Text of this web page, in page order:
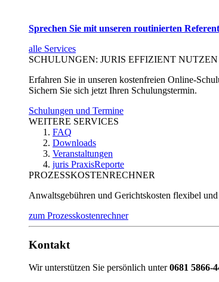
Sprechen Sie mit unseren routinierten
alle Services
SCHULUNGEN: JURIS EFFIZIENT NUTZEN
Erfahren Sie in unseren kostenfreien Online-
Sichern Sie sich jetzt Ihren Schulungstermin.
Schulungen und Termine
WEITERE SERVICES
FAQ
Downloads
Veranstaltungen
juris PraxisReporte
PROZESSKOSTENRECHNER
Anwaltsgebühren und Gerichtskosten flexibel
zum Prozesskostenrechner
Kontakt
Wir unterstützen Sie persönlich unter0681 5866-